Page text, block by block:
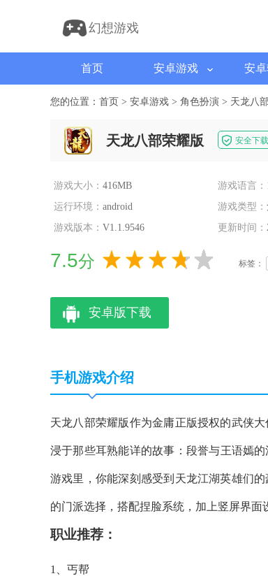
幻想游戏
首页 安卓游戏 安
您的位置： 首页 > 安卓游戏 > 角色扮演 > 天龙八
天龙八部荣耀版 安全下载
游戏大小： 416MB 游戏语言：
运行环境： android 游戏类型：
游戏版本： V1.1.9546 更新时间：
7.5分 标签：
安卓版下载
手机游戏介绍
天龙八部荣耀版作为金庸正版授权的武侠
浸于那些耳熟能详的故事：段誉与王语嫣
游戏里，你能深刻感受到天龙江湖英雄们
的门派选择，搭配捏脸系统，加上竖屏界面
职业推荐：
1、丐帮